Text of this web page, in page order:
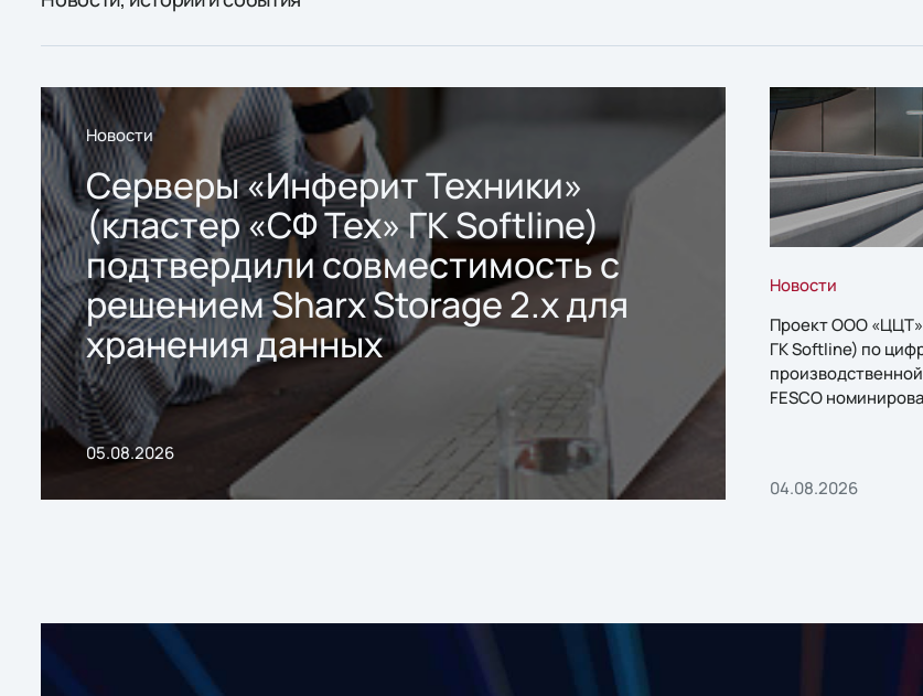
Новости
Серверы «Инферит Техники»
(кластер «СФ Тех» ГК Softline)
подтвердили совместимость с
решением Sharx Storage 2.x для
хранения данных
05.08.2026
Новости
Проект ООО «ЦЦТ»
ГК Softline) по
FESCO
04.08.2026